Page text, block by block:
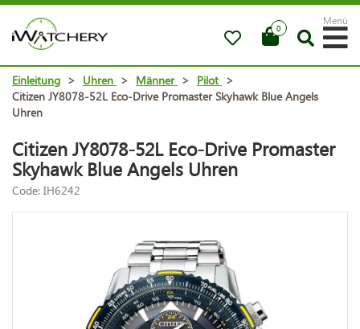
0
Menü
Einleitung > Uhren > Männer > Pilot >
Citizen JY8078-52L Eco-Drive Promaster Skyhawk Blue Angels
Uhren
Citizen JY8078-52L Eco-Drive Promaster
Skyhawk Blue Angels Uhren
Code: IH6242